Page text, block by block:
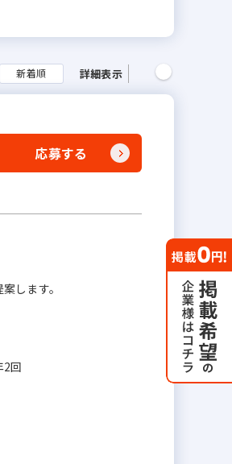
新着順 詳細表示
応募する
します。
2回